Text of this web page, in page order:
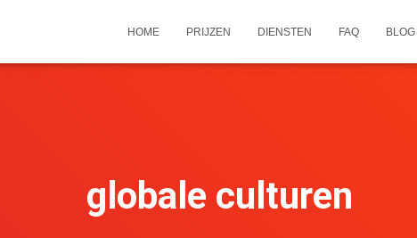
HOME PRIJZEN DIENSTEN FAQ BLOG
globale culturen